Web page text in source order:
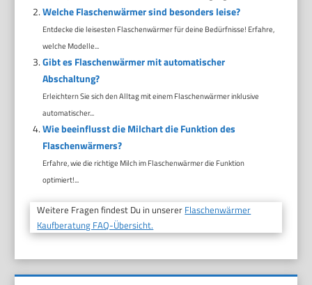
Welche Flaschenwärmer sind besonders leise?
Entdecke die leisesten Flaschenwärmer für deine Bedürfnisse! Erfahre,
welche Modelle...
Gibt es Flaschenwärmer mit automatischer
Abschaltung?
Erleichtern Sie sich den Alltag mit einem Flaschenwärmer inklusive
automatischer...
Wie beeinflusst die Milchart die Funktion des
Flaschenwärmers?
Erfahre, wie die richtige Milch im Flaschenwärmer die Funktion
optimiert!...
Weitere Fragen findest Du in unserer Flaschenwärmer
Kaufberatung FAQ-Übersicht.